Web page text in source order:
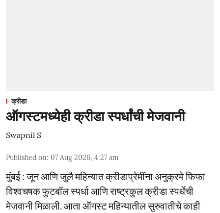
क्रीडा
ऑगस्टमध्येही क्रीडा स्पर्धांची मेजवानी
Swapnil S
Published on: 07 Aug 2026, 4:27 am
मुंबई : जून आणि जुलै महिन्यात क्रीडाप्रेमींना अनुक्रमे फिफा
विश्वचषक फुटबॉल स्पर्धा आणि राष्ट्रकुल क्रीडा स्पर्धेची
मेजवानी मिळाली. आता ऑगस्ट महिन्यातील सुरुवातीचे काही